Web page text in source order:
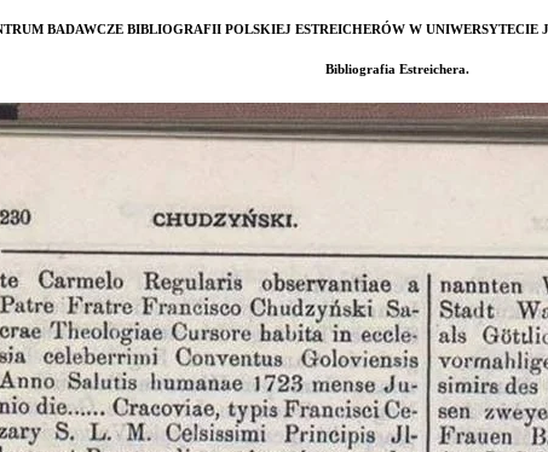
BADAWCZE BIBLIOGRAFII POLSKIEJ ESTREICHERÓW W
Bibliografia Estreichera.